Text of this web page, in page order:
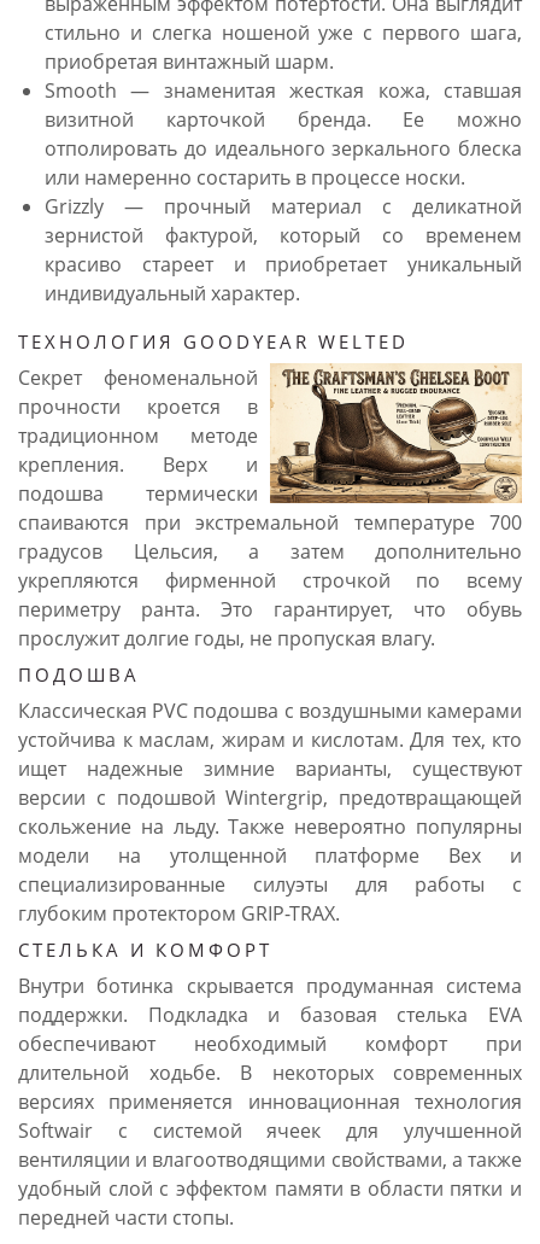
стильно и слегка ношеной уже с первого шага,
приобретая винтажный шарм.
Smooth — знаменитая жесткая кожа, ставшая
визитной карточкой бренда. Ее можно
отполировать до идеального зеркального блеска
или намеренно состарить в процессе носки.
Grizzly — прочный материал с деликатной
зернистой фактурой, который со временем
красиво стареет и приобретает уникальный
индивидуальный характер.
ТЕХНОЛОГИЯ GOODYEAR WELTED
Секрет феноменальной
прочности кроется в
традиционном методе
крепления. Верх и
подошва термически
спаиваются при экстремальной температуре 700
градусов Цельсия, а затем дополнительно
укрепляются фирменной строчкой по всему
периметру ранта. Это гарантирует, что обувь
прослужит долгие годы, не пропуская влагу.
ПОДОШВА
Классическая PVC подошва с воздушными камерами
устойчива к маслам, жирам и кислотам. Для тех, кто
ищет надежные зимние варианты, существуют
версии с подошвой Wintergrip, предотвращающей
скольжение на льду. Также невероятно популярны
модели на утолщенной платформе Bex и
специализированные силуэты для работы с
глубоким протектором GRIP-TRAX.
СТЕЛЬКА И КОМФОРТ
Внутри ботинка скрывается продуманная система
поддержки. Подкладка и базовая стелька EVA
обеспечивают необходимый комфорт при
длительной ходьбе. В некоторых современных
версиях применяется инновационная технология
Softwair с системой ячеек для улучшенной
вентиляции и влагоотводящими свойствами, а также
удобный слой с эффектом памяти в области пятки и
передней части стопы.